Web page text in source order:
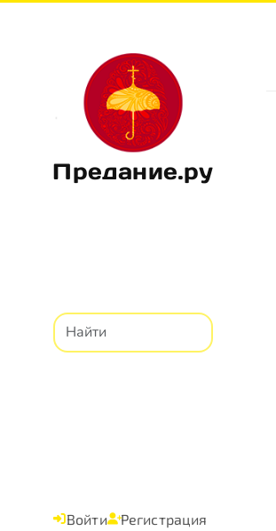
Предание.ру
Войти Регистрация